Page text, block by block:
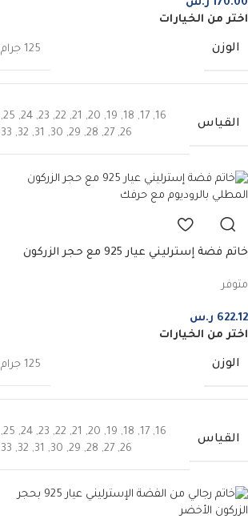
170.00 ر.س
اختر من الخيارات
الوزن 125 جرام
القياس
16
,
17
,
18
,
19
,
20
,
21
,
22
,
23
,
24
,
25
,
26
,
27
,
28
,
29
,
30
,
31
,
32
,
33
خاتم فضة إسترليني عيار 925 مع حجر الزركون
متوفر
622.12 ر.س
اختر من الخيارات
الوزن 125 جرام
القياس
16
,
17
,
18
,
19
,
20
,
21
,
22
,
23
,
24
,
25
,
26
,
27
,
28
,
29
,
30
,
31
,
32
,
33